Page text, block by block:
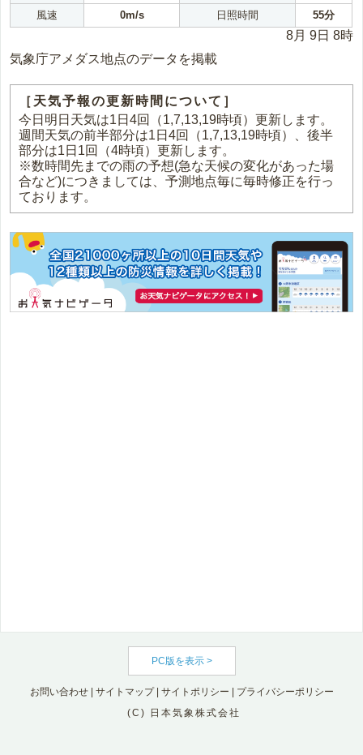
風速
0m/s 日照時間 55分
8月 9日 8時
気象庁アメダス地点のデータを掲載
［天気予報の更新時間について］
今日明日天気は1日4回（1,7,13,19時頃）更新します。
週間天気の前半部分は1日4回（1,7,13,19時頃）、後半
部分は1日1回（4時頃）更新します。
※数時間先までの雨の予想(急な天候の変化があった場
合など)につきましては、予測地点毎に毎時修正を行っ
ております。
PC版を表示 >
お問い合わせ| サイトマップ| サイトポリシー
プライバシーポリシー
(C) 日本気象株式会社